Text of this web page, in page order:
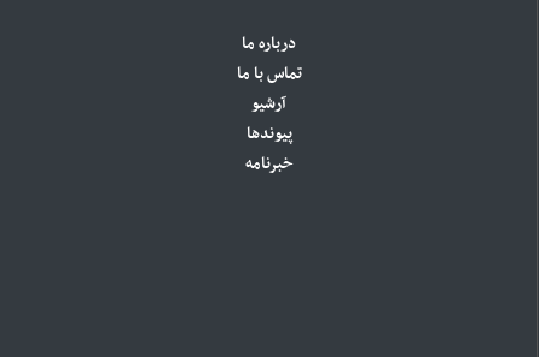
درباره ما
تماس با ما
آرشیو
پیوندها
خبرنامه